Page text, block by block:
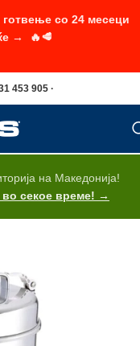
453 905 ·
на Македонија!
во секое време! →
со 24 месеци
→ 🔥🥩